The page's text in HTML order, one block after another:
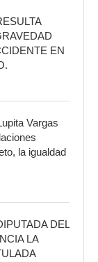
EN
Vargas
la igualdad
DEL
LA